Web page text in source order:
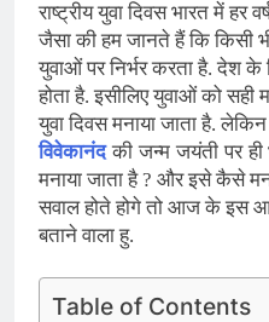
राष्ट्रीय युवा दिवस भारत में हर
जैसा की हम जानते हैं कि किसी
युवाओं पर निर्भर करता है. देश के
होता है. इसीलिए युवाओं को सही
युवा दिवस मनाया जाता है.
विवेकानंदकी जन्म जयंती पर ही
मनाया जाता है ? और इसे कैसे
सवाल होते होगे तो आज के इस
बताने वाला हु.
Table of Contents